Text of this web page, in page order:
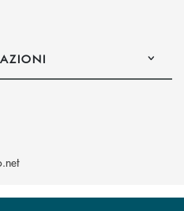
(si apre l’app di posta